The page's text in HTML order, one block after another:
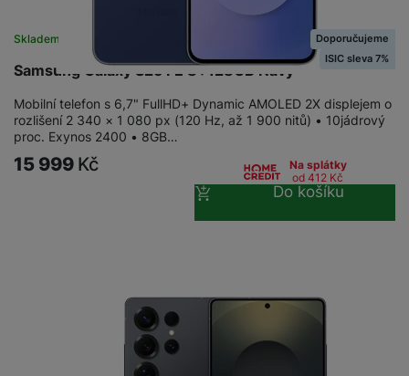
Samsung Galaxy S25 FE 8+128GB Navy
Skladem na prodejně
Doporučujeme
ISIC sleva 7%
Mobilní telefon s 6,7" FullHD+ Dynamic AMOLED 2X displejem o
rozlišení 2 340 × 1 080 px (120 Hz, až 1 900 nitů) • 10jádrový
proc. Exynos 2400 • 8GB…
15 999 Kč
Na splátky
od 412 Kč
Do košíku